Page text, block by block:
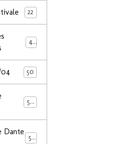
22
49
04 50
50
Dante
50